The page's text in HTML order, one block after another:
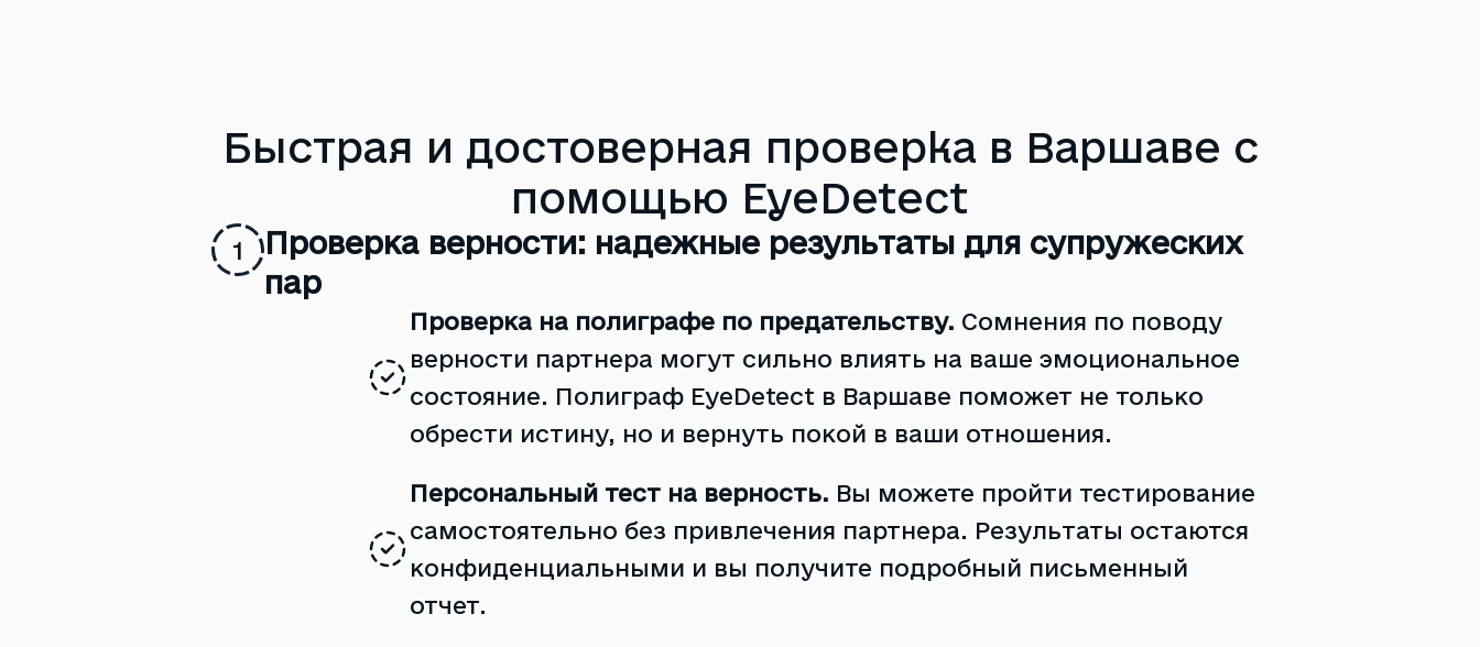
Быстрая и достоверная проверка в Варшаве с
помощью EyeDetect
1
Проверка верности: надежные результаты для супружеских
пар
Проверка на полиграфе по предательству. Сомнения по поводу
верности партнера могут сильно влиять на ваше эмоциональное
состояние. Полиграф EyeDetect в Варшаве поможет не только
обрести истину, но и вернуть покой в ​​ваши отношения.
Персональный тест на верность. Вы можете пройти тестирование
самостоятельно без привлечения партнера. Результаты остаются
конфиденциальными и вы получите подробный письменный
отчет.